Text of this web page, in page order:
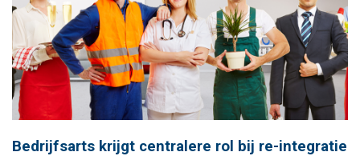
Bedrijfsarts krijgt centralere rol bij re-integratie